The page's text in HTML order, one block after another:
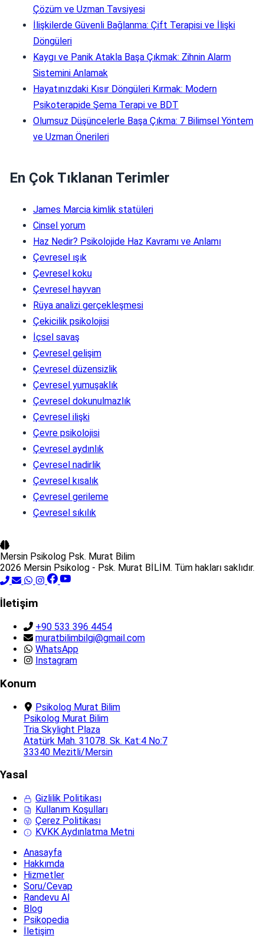
Çözüm ve Uzman Tavsiyesi
İlişkilerde Güvenli Bağlanma: Çift Terapisi ve İlişki
Döngüleri
Kaygı ve Panik Atakla Başa Çıkmak: Zihnin Alarm
Sistemini Anlamak
Hayatınızdaki Kısır Döngüleri Kırmak: Modern
Psikoterapide Şema Terapi ve BDT
Olumsuz Düşüncelerle Başa Çıkma: 7 Bilimsel Yöntem
ve Uzman Önerileri
En Çok Tıklanan Terimler
James Marcia kimlik statüleri
Cinsel yorum
Haz Nedir? Psikolojide Haz Kavramı ve Anlamı
Çevresel ışık
Çevresel koku
Çevresel hayvan
Rüya analizi gerçekleşmesi
Çekicilik psikolojisi
İçsel savaş
Çevresel gelişim
Çevresel düzensizlik
Çevresel yumuşaklık
Çevresel dokunulmazlık
Çevresel ilişki
Çevre psikolojisi
Çevresel aydınlık
Çevresel nadirlik
Çevresel kısalık
Çevresel gerileme
Çevresel sıkılık
Mersin Psikolog Psk. Murat Bilim
2026 Mersin Psikolog - Psk. Murat BİLİM. Tüm hakları saklıdır.
İletişim
+90 533 396 4454
muratbilimbilgi@gmail.com
WhatsApp
Instagram
Konum
Psikolog Murat Bilim
Psikolog Murat Bilim
Tria Skylight Plaza
Atatürk Mah. 31078. Sk. Kat:4 No:7
33340 Mezitli/Mersin
Yasal
Gizlilik Politikası
Kullanım Koşulları
Çerez Politikası
KVKK Aydınlatma Metni
Anasayfa
Hakkımda
Hizmetler
Soru/Cevap
Randevu Al
Blog
Psikopedia
İletişim